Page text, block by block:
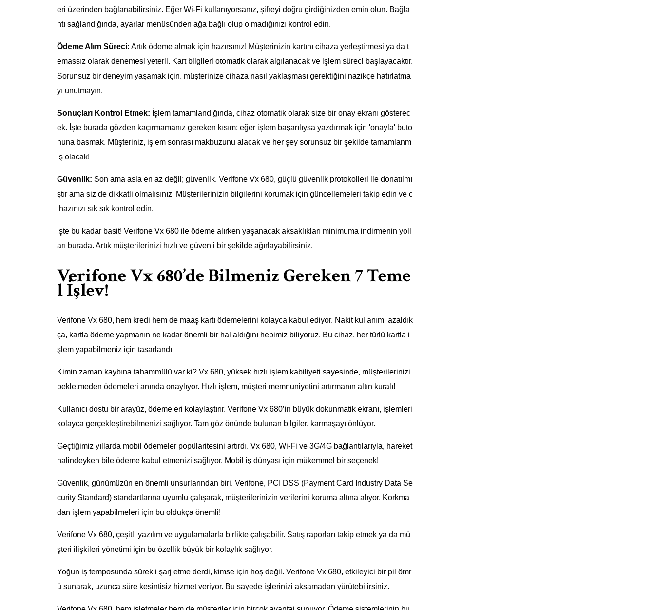
eri üzerinden bağlanabilirsiniz. Eğer Wi-Fi kullanıyorsanız, şifreyi doğru girdiğinizden emin olun. Bağla
ntı sağlandığında, ayarlar menüsünden ağa bağlı olup olmadığınızı kontrol edin.
Ödeme Alım Süreci: Artık ödeme almak için hazırsınız! Müşterinizin kartını cihaza yerleştirmesi ya da t
emassız olarak denemesi yeterli. Kart bilgileri otomatik olarak algılanacak ve işlem süreci başlayacaktır.
Sorunsuz bir deneyim yaşamak için, müşterinize cihaza nasıl yaklaşması gerektiğini nazikçe hatırlatma
yı unutmayın.
Sonuçları Kontrol Etmek: İşlem tamamlandığında, cihaz otomatik olarak size bir onay ekranı gösterec
ek. İşte burada gözden kaçırmamanız gereken kısım; eğer işlem başarılıysa yazdırmak için 'onayla' buto
nuna basmak. Müşteriniz, işlem sonrası makbuzunu alacak ve her şey sorunsuz bir şekilde tamamlanm
ış olacak!
Güvenlik: Son ama asla en az değil; güvenlik. Verifone Vx 680, güçlü güvenlik protokolleri ile donatılmı
ştır ama siz de dikkatli olmalısınız. Müşterilerinizin bilgilerini korumak için güncellemeleri takip edin ve c
ihazınızı sık sık kontrol edin.
İşte bu kadar basit! Verifone Vx 680 ile ödeme alırken yaşanacak aksaklıkları minimuma indirmenin yoll
arı burada. Artık müşterilerinizi hızlı ve güvenli bir şekilde ağırlayabilirsiniz.
Verifone Vx 680’de Bilmeniz Gereken 7 Teme
l İşlev!
Verifone Vx 680, hem kredi hem de maaş kartı ödemelerini kolayca kabul ediyor. Nakit kullanımı azaldık
ça, kartla ödeme yapmanın ne kadar önemli bir hal aldığını hepimiz biliyoruz. Bu cihaz, her türlü kartla i
şlem yapabilmeniz için tasarlandı.
Kimin zaman kaybına tahammülü var ki? Vx 680, yüksek hızlı işlem kabiliyeti sayesinde, müşterilerinizi
bekletmeden ödemeleri anında onaylıyor. Hızlı işlem, müşteri memnuniyetini artırmanın altın kuralı!
Kullanıcı dostu bir arayüz, ödemeleri kolaylaştırır. Verifone Vx 680’in büyük dokunmatik ekranı, işlemleri
kolayca gerçekleştirebilmenizi sağlıyor. Tam göz önünde bulunan bilgiler, karmaşayı önlüyor.
Geçtiğimiz yıllarda mobil ödemeler popülaritesini artırdı. Vx 680, Wi-Fi ve 3G/4G bağlantılarıyla, hareket
halindeyken bile ödeme kabul etmenizi sağlıyor. Mobil iş dünyası için mükemmel bir seçenek!
Güvenlik, günümüzün en önemli unsurlarından biri. Verifone, PCI DSS (Payment Card Industry Data Se
curity Standard) standartlarına uyumlu çalışarak, müşterilerinizin verilerini koruma altına alıyor. Korkma
dan işlem yapabilmeleri için bu oldukça önemli!
Verifone Vx 680, çeşitli yazılım ve uygulamalarla birlikte çalışabilir. Satış raporları takip etmek ya da mü
şteri ilişkileri yönetimi için bu özellik büyük bir kolaylık sağlıyor.
Yoğun iş temposunda sürekli şarj etme derdi, kimse için hoş değil. Verifone Vx 680, etkileyici bir pil ömr
ü sunarak, uzunca süre kesintisiz hizmet veriyor. Bu sayede işlerinizi aksamadan yürütebilirsiniz.